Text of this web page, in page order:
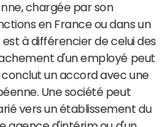
chargée par son
en France ou dans un
à différencier de celui des
d'un employé peut
un accord avec une
Une société peut
vers un établissement du